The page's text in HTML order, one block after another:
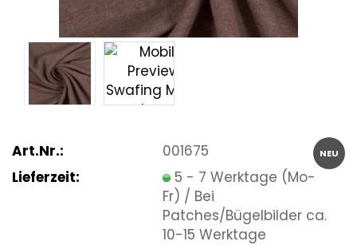
NEU
Art.Nr.:
001675
Lieferzeit:
5 - 7 Werktage (Mo-
Fr) / Bei
Patches/Bügelbilder ca.
10-15 Werktage